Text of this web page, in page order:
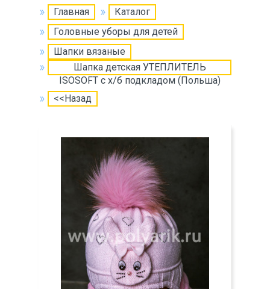
Главная
Каталог
Головные уборы для детей
Шапки вязаные
Шапка детская УТЕПЛИТЕЛЬ
ISOSOFT с х/б подкладом (Польша)
<<Назад